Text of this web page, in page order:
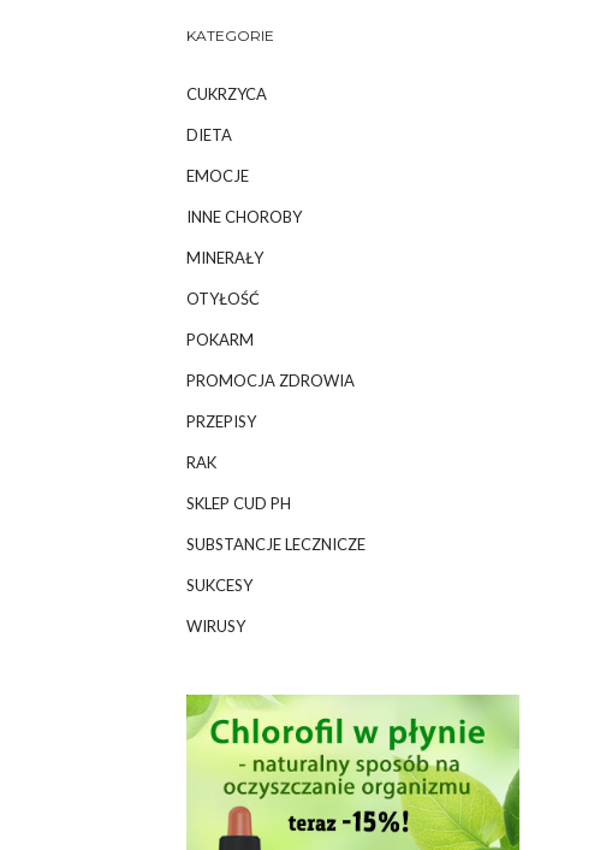
KATEGORIE
CUKRZYCA
DIETA
EMOCJE
INNE CHOROBY
MINERAŁY
OTYŁOŚĆ
POKARM
PROMOCJA ZDROWIA
PRZEPISY
RAK
SKLEP CUD PH
SUBSTANCJE LECZNICZE
SUKCESY
WIRUSY